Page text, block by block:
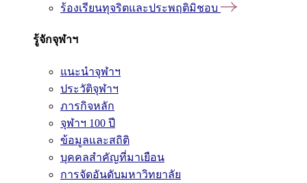
ร้องเรียนทุจริตและประพฤติมิชอบ
รู้จักจุฬาฯ
แนะนำจุฬาฯ
ประวัติจุฬาฯ
ภารกิจหลัก
จุฬาฯ 100 ปี
ข้อมูลและสถิติ
บุคคลสำคัญที่มาเยือน
การจัดอันดับมหาวิทยาลัย